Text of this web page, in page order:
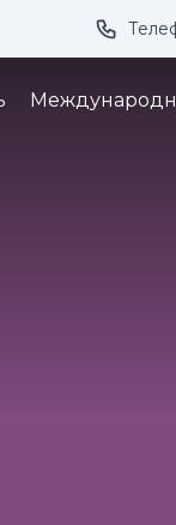
Озвучивание: